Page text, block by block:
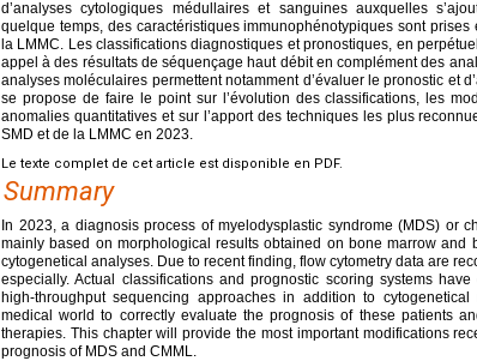
d’analyses cytologiques médullaires et sanguines auxquelles
quelque temps, des caractéristiques immunophénotypiques sont
la LMMC. Les classifications diagnostiques et pronostiques, en
appel à des résultats de séquençage haut débit en complément des
analyses moléculaires permettent notamment d’évaluer le pronostic et
se propose de faire le point sur l’évolution des classifications, les
anomalies quantitatives et sur l’apport des techniques les plus
SMD et de la LMMC en 2023.
Le texte complet de cet article est disponible en PDF.
Summary
In 2023, a diagnosis process of myelodysplastic syndrome (MDS) or
mainly based on morphological results obtained on bone marrow and
cytogenetical analyses. Due to recent finding, flow cytometry data are
especially. Actual classifications and prognostic scoring systems
high-throughput sequencing approaches in addition to
medical world to correctly evaluate the prognosis of these patients
therapies. This chapter will provide the most important modifications
prognosis of MDS and CMML.